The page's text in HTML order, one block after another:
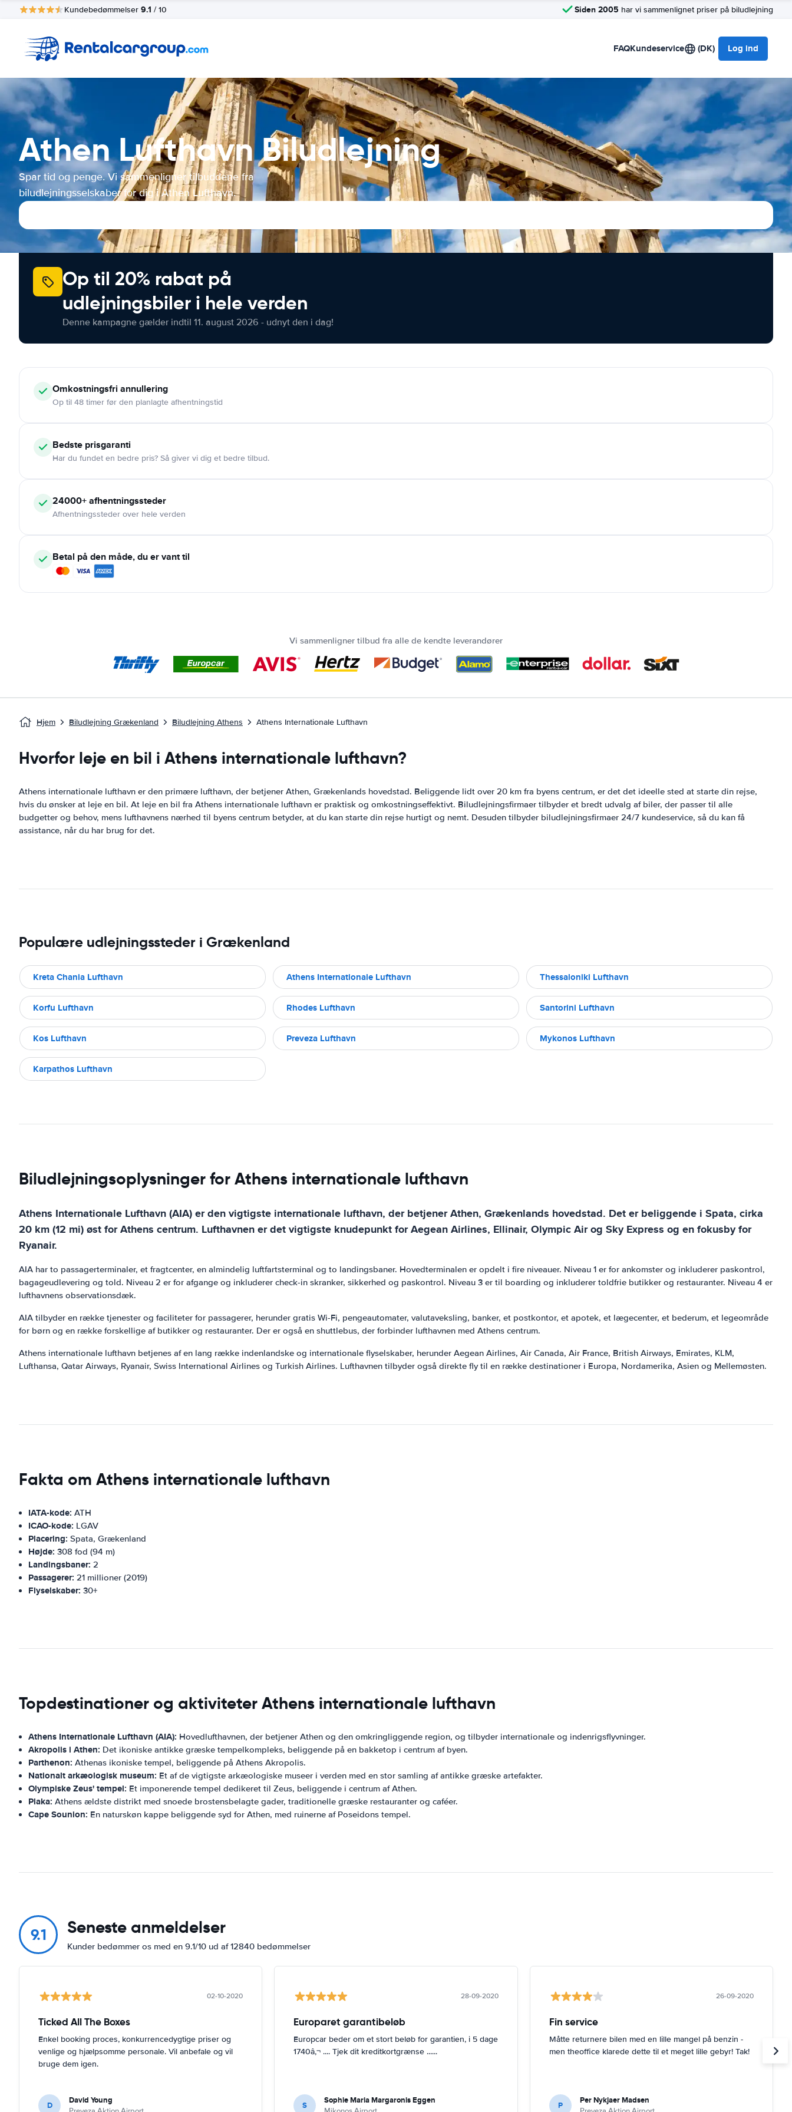
Kundebedømmelser 9.1 / 10 Siden 2005 har vi sammenlignet priser på biludlejning
FAQKundeservice (DK) Log ind
Athen Lufthavn Biludlejning
Spar tid og penge. Vi sammenligner tilbuddene fra
biludlejningsselskaber for dig i Athen Lufthavn.
Op til 20% rabat på
udlejningsbiler i hele verden
Denne kampagne gælder indtil 11. august 2026 - udnyt den i dag!
Omkostningsfri annullering
Op til 48 timer før den planlagte afhentningstid
Bedste prisgaranti
Har du fundet en bedre pris? Så giver vi dig et bedre tilbud.
24000+afhentningssteder
Afhentningssteder over hele verden
Betal på den måde, du er vant til
Vi sammenligner tilbud fra alle de kendte leverandører
Hjem Biludlejning Grækenland Biludlejning Athens Athens Internationale Lufthavn
Hvorfor leje en bil i Athens internationale lufthavn?
Athens internationale lufthavn er den primære lufthavn, der betjener Athen, Grækenlands hovedstad. Beliggende lidt over 20 km fra byens centrum, er det det ideelle sted at starte din rejse,
hvis du ønsker at leje en bil. At leje en bil fra Athens internationale lufthavn er praktisk og omkostningseffektivt. Biludlejningsfirmaer tilbyder et bredt udvalg af biler, der passer til alle
budgetter og behov, mens lufthavnens nærhed til byens centrum betyder, at du kan starte din rejse hurtigt og nemt. Desuden tilbyder biludlejningsfirmaer 24/7 kundeservice, så du kan få
assistance, når du har brug for det.
Populære udlejningssteder i Grækenland
Kreta Chania Lufthavn Athens Internationale Lufthavn Thessaloniki Lufthavn
Korfu Lufthavn Rhodes Lufthavn Santorini Lufthavn
Kos Lufthavn Preveza Lufthavn Mykonos Lufthavn
Karpathos Lufthavn
Biludlejningsoplysninger for Athens internationale lufthavn
Athens Internationale Lufthavn (AIA) er den vigtigste internationale lufthavn, der betjener Athen, Grækenlands hovedstad. Det er beliggende i Spata, cirka
20 km (12 mi) øst for Athens centrum. Lufthavnen er det vigtigste knudepunkt for Aegean Airlines, Ellinair, Olympic Air og Sky Express og en fokusby for
Ryanair.
AIA har to passagerterminaler, et fragtcenter, en almindelig luftfartsterminal og to landingsbaner. Hovedterminalen er opdelt i fire niveauer. Niveau 1 er for ankomster og inkluderer paskontrol,
bagageudlevering og told. Niveau 2 er for afgange og inkluderer check-in skranker, sikkerhed og paskontrol. Niveau 3 er til boarding og inkluderer toldfrie butikker og restauranter. Niveau 4 er
lufthavnens observationsdæk.
AIA tilbyder en række tjenester og faciliteter for passagerer, herunder gratis Wi-Fi, pengeautomater, valutaveksling, banker, et postkontor, et apotek, et lægecenter, et bederum, et legeområde
for børn og en række forskellige af butikker og restauranter. Der er også en shuttlebus, der forbinder lufthavnen med Athens centrum.
Athens internationale lufthavn betjenes af en lang række indenlandske og internationale flyselskaber, herunder Aegean Airlines, Air Canada, Air France, British Airways, Emirates, KLM,
Lufthansa, Qatar Airways, Ryanair, Swiss International Airlines og Turkish Airlines. Lufthavnen tilbyder også direkte fly til en række destinationer i Europa, Nordamerika, Asien og Mellemøsten.
Fakta om Athens internationale lufthavn
IATA-kode: ATH
ICAO-kode: LGAV
Placering: Spata, Grækenland
Højde: 308 fod (94 m)
Landingsbaner: 2
Passagerer: 21 millioner (2019)
Flyselskaber: 30+
Topdestinationer og aktiviteter Athens internationale lufthavn
Athens Internationale Lufthavn (AIA): Hovedlufthavnen, der betjener Athen og den omkringliggende region, og tilbyder internationale og indenrigsflyvninger.
Akropolis i Athen: Det ikoniske antikke græske tempelkompleks, beliggende på en bakketop i centrum af byen.
Parthenon: Athenas ikoniske tempel, beliggende på Athens Akropolis.
Nationalt arkæologisk museum: Et af de vigtigste arkæologiske museer i verden med en stor samling af antikke græske artefakter.
Olympiske Zeus' tempel: Et imponerende tempel dedikeret til Zeus, beliggende i centrum af Athen.
Plaka: Athens ældste distrikt med snoede brostensbelagte gader, traditionelle græske restauranter og caféer.
Cape Sounion: En naturskøn kappe beliggende syd for Athen, med ruinerne af Poseidons tempel.
9.1 Seneste anmeldelser
Kunder bedømmer os med en 9.1/10 ud af 12840 bedømmelser
02-10-2020
Ticked All The Boxes
Enkel booking proces, konkurrencedygtige priser og
venlige og hjælpsomme personale. Vil anbefale og vil
bruge dem igen.
D David Young
28-09-2020
Europaret garantibeløb
Europcar beder om et stort beløb for garantien, i 5 dage
1740â,¬ .... Tjek dit kreditkortgrænse ......
S Sophie Maria Margaronis Eggen
26-09-2020
Fin service
Måtte returnere bilen med en lille mangel på benzin -
men theoffice klarede dette til et meget lille gebyr! Tak!
P Per Nykjaer Madsen